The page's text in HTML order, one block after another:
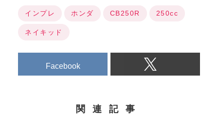
インプレ ホンダ CB250R 250cc
ネイキッド
Facebook
関連記事